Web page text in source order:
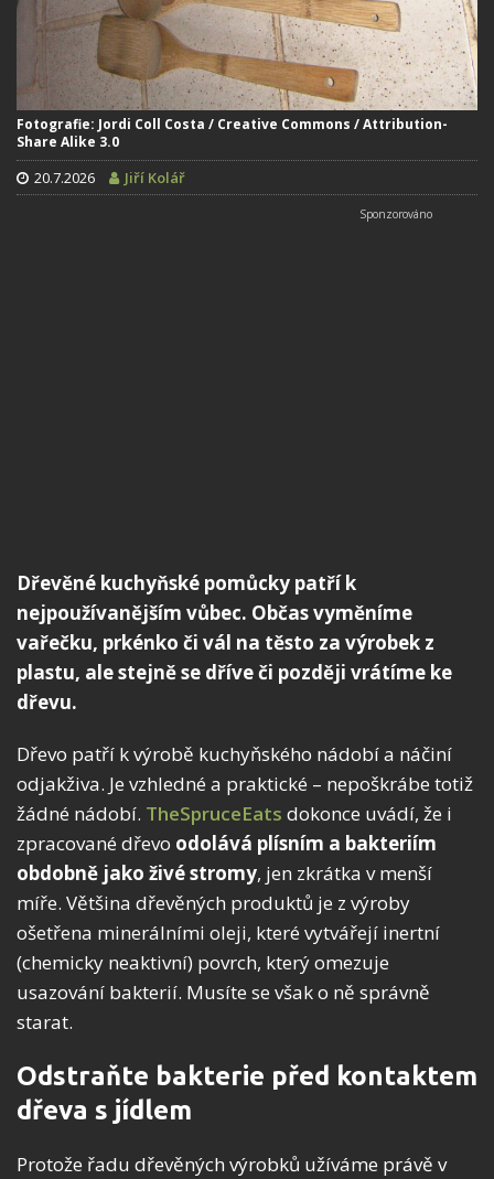
Fotografie: Jordi Coll Costa / Creative Commons / Attribution-
Share Alike 3.0
20.7.2026 Jiří Kolář
Dřevěné kuchyňské pomůcky patří k
nejpoužívanějším vůbec. Občas vyměníme
vařečku, prkénko či vál na těsto za výrobek z
plastu, ale stejně se dříve či později vrátíme ke
dřevu.
Dřevo patří k výrobě kuchyňského nádobí a náčiní
odjakživa. Je vzhledné a praktické – nepoškrábe totiž
žádné nádobí. TheSpruceEats dokonce uvádí, že i
zpracované dřevo odolává plísním a bakteriím
obdobně jako živé stromy, jen zkrátka v menší
míře. Většina dřevěných produktů je z výroby
ošetřena minerálními oleji, které vytvářejí inertní
(chemicky neaktivní) povrch, který omezuje
usazování bakterií. Musíte se však o ně správně
starat.
Odstraňte bakterie před kontaktem
dřeva s jídlem
Protože řadu dřevěných výrobků užíváme právě v